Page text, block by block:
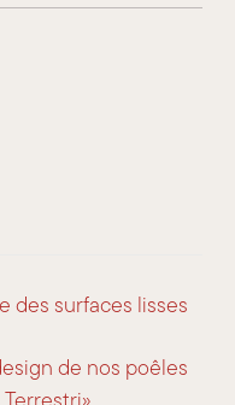
des surfaces lisses
de nos poêles